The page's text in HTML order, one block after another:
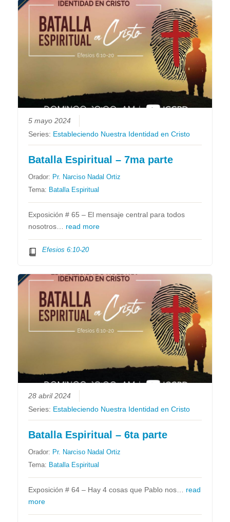
5 mayo 2024
Series: Estableciendo Nuestra Identidad en Cristo
Batalla Espiritual – 7ma parte
Orador: Pr. Narciso Nadal Ortiz
Tema: Batalla Espiritual
Exposición # 65 – El mensaje central para todos
nosotros… read more
Efesios 6:10-20
28 abril 2024
Series: Estableciendo Nuestra Identidad en Cristo
Batalla Espiritual – 6ta parte
Orador: Pr. Narciso Nadal Ortiz
Tema: Batalla Espiritual
Exposición # 64 – Hay 4 cosas que Pablo nos… read
more